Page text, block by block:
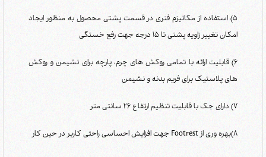
5) استفاده از مکانیزم فنری در قسمت پشتی محصول به منظور ایجاد
امکان تغییر زاویه پشتی تا 15 درجه جهت رفع خستگی
6) قابلیت ارائه با تمامی روکش های چرم، پارچه برای نشیمن و روکش
های پلاستیک برای فریم بدنه و نشیمن
7) دارای جک با قابلیت تنظیم ارتفاع 26 سانتی متر
8)بهره وری از Footrest جهت افزایش احساسی راحتی کاربر در حین کار